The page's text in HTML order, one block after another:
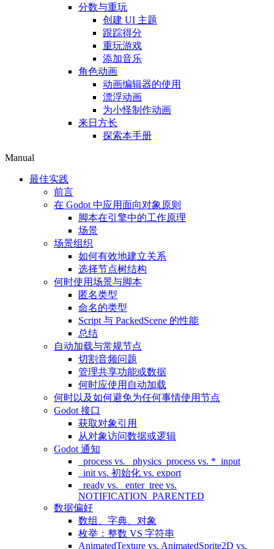
分数与重玩
创建 UI 主题
跟踪得分
重玩游戏
添加音乐
角色动画
动画编辑器的使用
漂浮动画
为小怪制作动画
来日方长
探索本手册
Manual
最佳实践
前言
在 Godot 中应用面向对象原则
脚本在引擎中的工作原理
场景
场景组织
如何有效地建立关系
选择节点树结构
何时使用场景与脚本
匿名类型
命名的类型
Script 与 PackedScene 的性能
总结
自动加载与常规节点
切割音频问题
管理共享功能或数据
何时应使用自动加载
何时以及如何避免为任何事情使用节点
Godot 接口
获取对象引用
从对象访问数据或逻辑
Godot 通知
_process vs. _physics_process vs. *_input
_init vs. 初始化 vs. export
_ready vs. _enter_tree vs.
NOTIFICATION_PARENTED
数据偏好
数组、字典、对象
枚举：整数 VS 字符串
AnimatedTexture vs. AnimatedSprite2D vs.